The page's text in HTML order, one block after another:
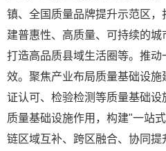
镇、全国质量品牌提升示范区
建普惠性、高质量、可持续的城
打造高品质县域生活圈等。推
效。聚焦产业布局质量基础设
证认可、检验检测等质量基础
质量基础设施作用，构建"一站
链区域互补、跨区融合、协同提